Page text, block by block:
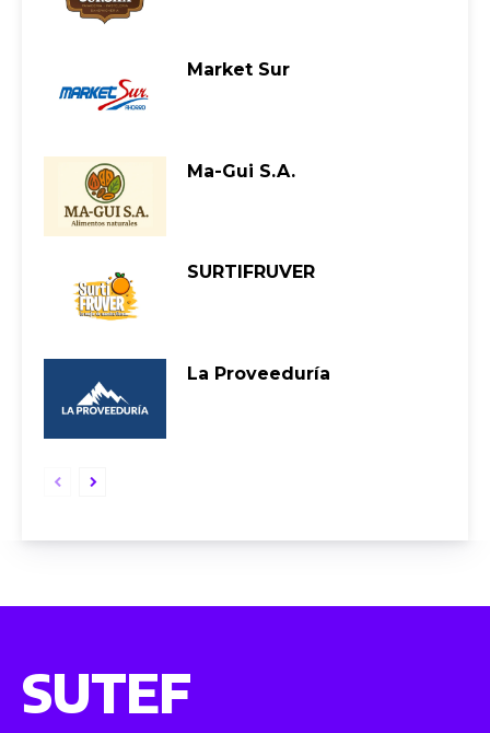
Market Sur
Ma-Gui S.A.
SURTIFRUVER
La Proveeduría
SUTEF